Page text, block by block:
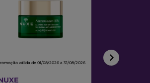
válida de 01/08/2026 a 31/08/2026 *Promoção válida